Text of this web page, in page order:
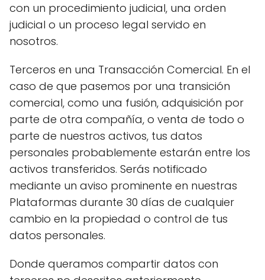
con un procedimiento judicial, una orden
judicial o un proceso legal servido en
nosotros.
Terceros en una Transacción Comercial. En el
caso de que pasemos por una transición
comercial, como una fusión, adquisición por
parte de otra compañía, o venta de todo o
parte de nuestros activos, tus datos
personales probablemente estarán entre los
activos transferidos. Serás notificado
mediante un aviso prominente en nuestras
Plataformas durante 30 días de cualquier
cambio en la propiedad o control de tus
datos personales.
Donde queramos compartir datos con